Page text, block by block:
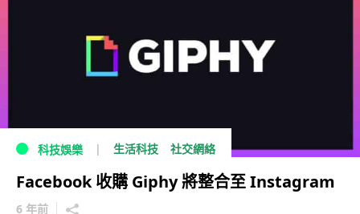
科技娛樂 生活科技 社交網絡
Facebook 收購 Giphy 將整合至 Instagram
6 年前